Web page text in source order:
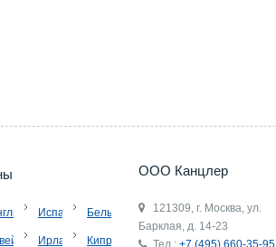
Испания
Ирландия
Бельгия
Кипр
ООО Канцлер
121309, г. Москва, ул.
Барклая, д. 14-23
Тел.: +7 (495) 660-35-95